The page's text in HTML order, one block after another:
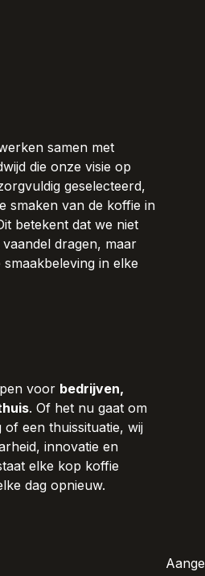
samen met
die onze visie op
geselecteerd,
smaken van de koffie in
betekent dat we niet
dragen, maar
in elke
voor bedrijven,
. Of het nu gaat om
een thuissituatie, wij
innovatie en
elke kop koffie
dag opnieuw.